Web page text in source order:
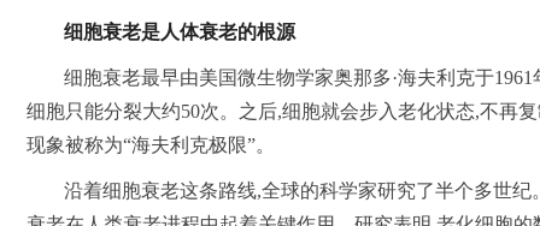
细胞衰老是人体衰老的根源
细胞衰老最早由美国微生物学家奥那多·海夫利克于
细胞只能分裂大约50次。之后,细胞就会步入老化状态,不再
现象被称为“海夫利克极限”。
沿着细胞衰老这条路线,全球的科学家研究了半个多世纪